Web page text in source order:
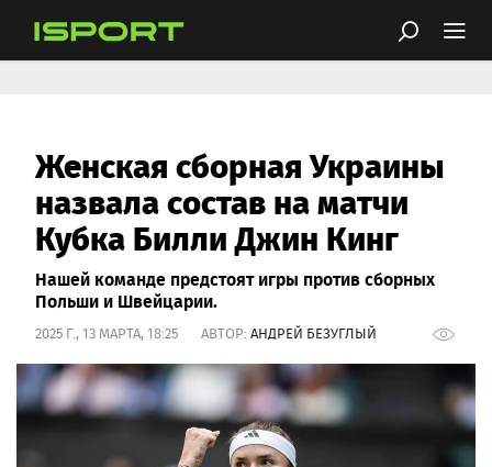
Женская сборная Украины
назвала состав на матчи
Кубка Билли Джин Кинг
Нашей команде предстоят игры против сборных
Польши и Швейцарии.
2025 Г., 13 МАРТА, 18:25 АВТОР: АНДРЕЙ БЕЗУГЛЫЙ